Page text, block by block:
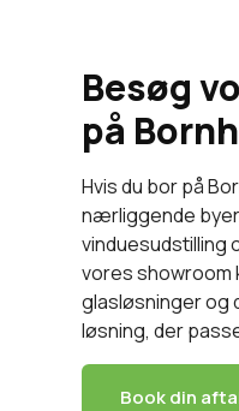
Besøg
på
Hvis du bor på
nærliggende
vinduesudstilling
vores showroom
glasløsninger og
løsning, der
Book din